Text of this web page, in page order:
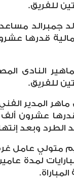
للفريق.
جمبرالد
قدرها
النادى
للفريق.
عشرون
الطرد وبعد
متولي عامل
لمدة